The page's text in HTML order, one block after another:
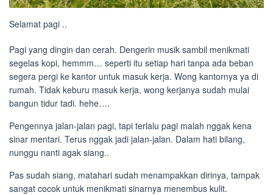
Selamat pagi ..
Pagi yang dingin dan cerah. Dengerin musik sambil menikmati
segelas kopi, hemmm… seperti itu setiap hari tanpa ada beban
segera pergi ke kantor untuk masuk kerja. Wong kantornya ya di
rumah. Tidak keburu masuk kerja, wong kerjanya sudah mulai
bangun tidur tadi. hehe….
Pengennya jalan-jalan pagi, tapi terlalu pagi malah nggak kena
sinar mentari. Terus nggak jadi jalan-jalan. Dalam hati bilang,
nunggu nanti agak siang..
Pas sudah siang, matahari sudah menampakkan dirinya, tampak
sangat cocok untuk menikmati sinarnya menembus kulit.